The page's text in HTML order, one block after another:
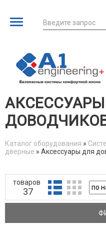
Введите запрос
товаров
Каталог оборудования »
дверные » Аксессуары для
товаров
37